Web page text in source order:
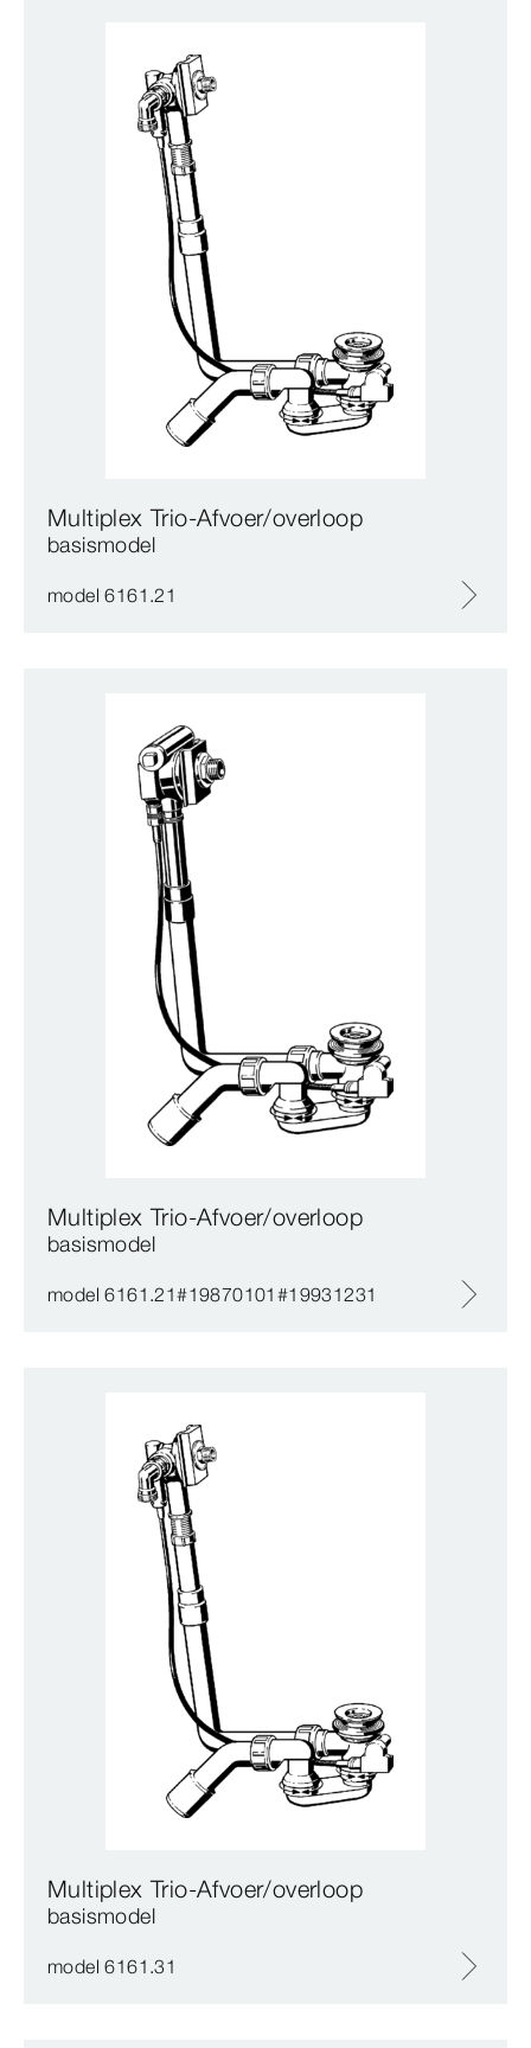
Multiplex Trio-Afvoer/overloop
basismodel
model 6161.21
Multiplex Trio-Afvoer/overloop
basismodel
model 6161.21#19870101#19931231
Multiplex Trio-Afvoer/overloop
basismodel
model 6161.31